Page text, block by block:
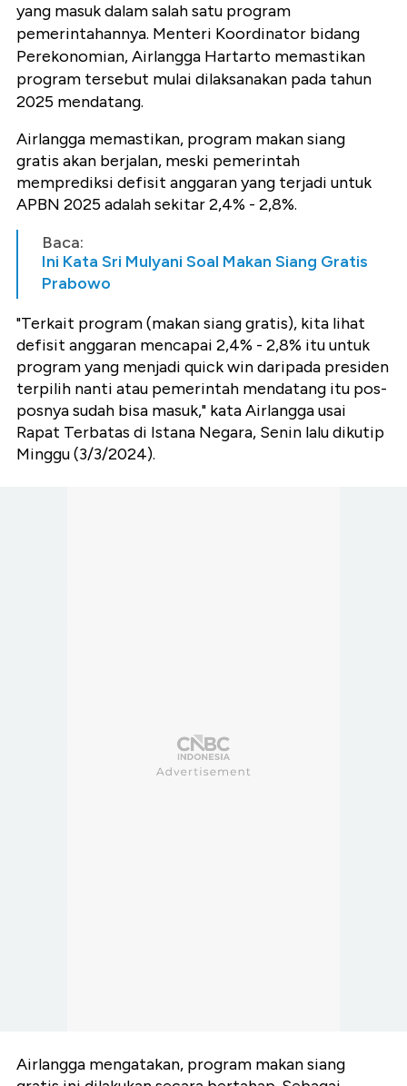
yang masuk dalam salah satu program
pemerintahannya. Menteri Koordinator bidang
Perekonomian, Airlangga Hartarto memastikan
program tersebut mulai dilaksanakan pada tahun
2025 mendatang.
Airlangga memastikan, program makan siang
gratis akan berjalan, meski pemerintah
memprediksi defisit anggaran yang terjadi untuk
APBN 2025 adalah sekitar 2,4% - 2,8%.
Baca:
Ini Kata Sri Mulyani Soal Makan Siang Gratis
Prabowo
"Terkait program (makan siang gratis), kita lihat
defisit anggaran mencapai 2,4% - 2,8% itu untuk
program yang menjadi quick win daripada presiden
terpilih nanti atau pemerintah mendatang itu pos-
posnya sudah bisa masuk," kata Airlangga usai
Rapat Terbatas di Istana Negara, Senin lalu dikutip
Minggu (3/3/2024).
Airlangga mengatakan, program makan siang